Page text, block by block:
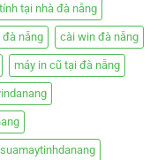
tại nhà đà nẵng
nẵng cài win đà nẵng
máy in cũ tại đà nẵng
suamaytinhdanang